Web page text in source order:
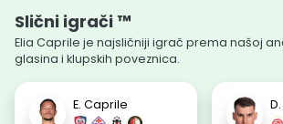
Slični igrači ™
Elia Caprile je najsličniji igrač prema našoj
glasina i klupskih poveznica.
E. Caprile